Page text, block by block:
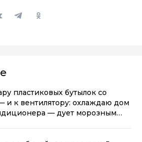
пластиковых бутылок со
и к вентилятору: охлаждаю дом
— дует морозным